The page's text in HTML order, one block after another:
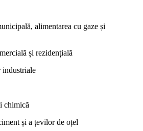
alimentarea cu gaze și
și rezidențială
industriale
chimică
și a țevilor de oțel